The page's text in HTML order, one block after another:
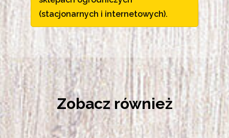
(stacjonarnych i internetowych).
Zobacz również